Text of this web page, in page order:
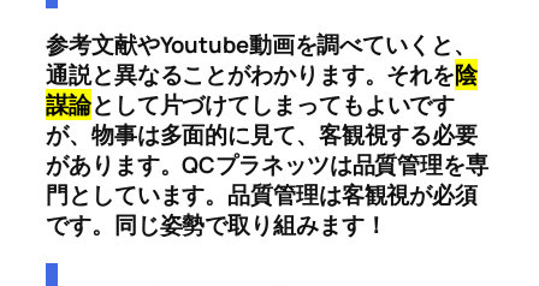
参考文献やYoutube動画を調べていくと、
通説と異なることがわかります。それを陰
謀論として片づけてしまってもよいです
が、物事は多面的に見て、客観視する必要
があります。QCプラネッツは品質管理を専
門としています。品質管理は客観視が必須
です。同じ姿勢で取り組みます！